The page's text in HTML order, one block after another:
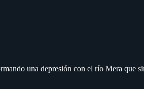
una depresión con el río Mera